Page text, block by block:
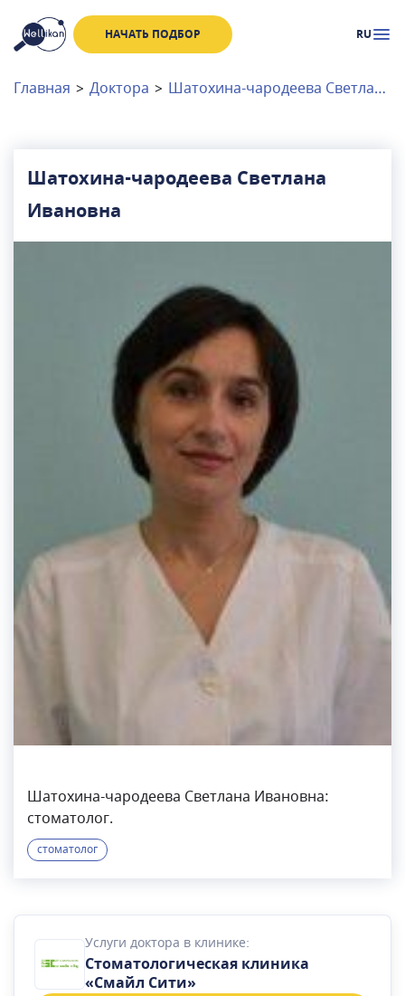
НАЧАТЬ ПОДБОР RU
Доктора
Клиники
Главная > Доктора > Шатохина-чародеева Светлана Ивановна
Шатохина-чародеева Светлана
Ивановна
Шатохина-чародеева Светлана Ивановна:
стоматолог.
стоматолог
Услуги доктора в клинике:
Стоматологическая клиника
«Смайл Сити»